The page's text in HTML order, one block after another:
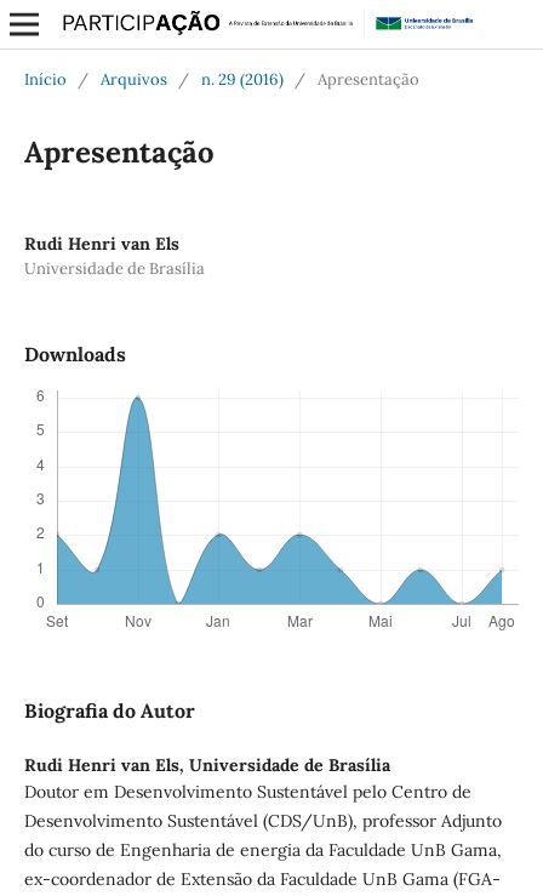
Início / Arquivos / n. 29 (2016) / Apresentação
Apresentação
Rudi Henri van Els
Universidade de Brasília
Downloads
Biografia do Autor
Rudi Henri van Els, Universidade de Brasília
Doutor em Desenvolvimento Sustentável pelo Centro de
Desenvolvimento Sustentável (CDS/UnB), professor Adjunto
do curso de Engenharia de energia da Faculdade UnB Gama,
ex-coordenador de Extensão da Faculdade UnB Gama (FGA-